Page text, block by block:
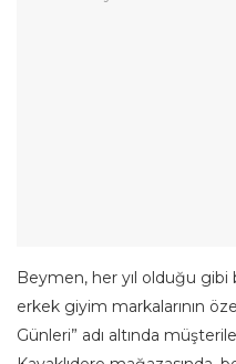
Beymen, her yıl olduğu gibi
erkek giyim markalarının
Günleri” adı altında